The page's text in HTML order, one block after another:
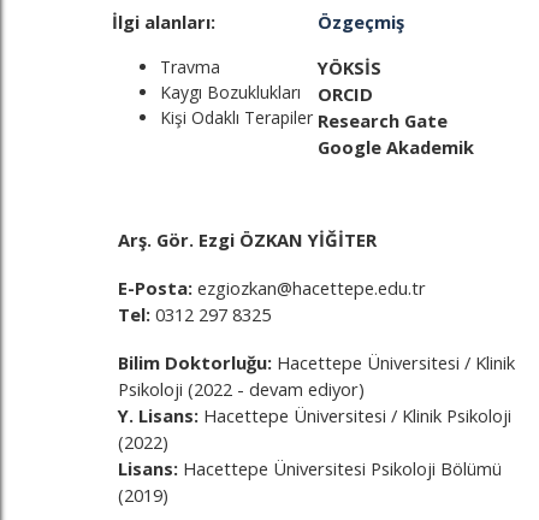
İlgi alanları:
Travma
Kaygı Bozuklukları
Kişi Odaklı Terapiler
Özgeçmiş
YÖKSİS
ORCID
Research Gate
Google Akademik
Arş. Gör. Ezgi ÖZKAN YİĞİTER
E-Posta: ezgiozkan@hacettepe.edu.tr
Tel: 0312 297 8325
Bilim Doktorluğu: Hacettepe Üniversitesi / Klinik
Psikoloji (2022 - devam ediyor)
Y. Lisans: Hacettepe Üniversitesi / Klinik Psikoloji
(2022)
Lisans: Hacettepe Üniversitesi Psikoloji Bölümü
(2019)